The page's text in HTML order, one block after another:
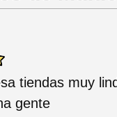
tiendas muy
gente